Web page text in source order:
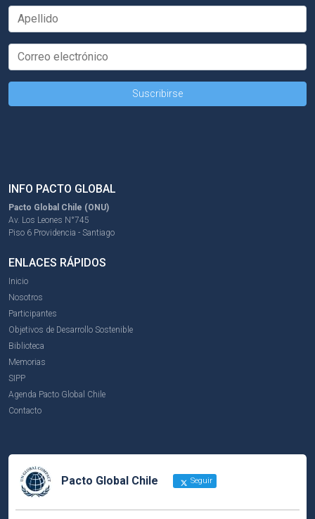
INFO PACTO GLOBAL
Pacto Global Chile (ONU)
Av. Los Leones N°745
Piso 6 Providencia - Santiago
ENLACES RÁPIDOS
Inicio
Nosotros
Participantes
Objetivos de Desarrollo Sostenible
Biblioteca
Memorias
SIPP
Agenda Pacto Global Chile
Contacto
Pacto Global Chile Seguir